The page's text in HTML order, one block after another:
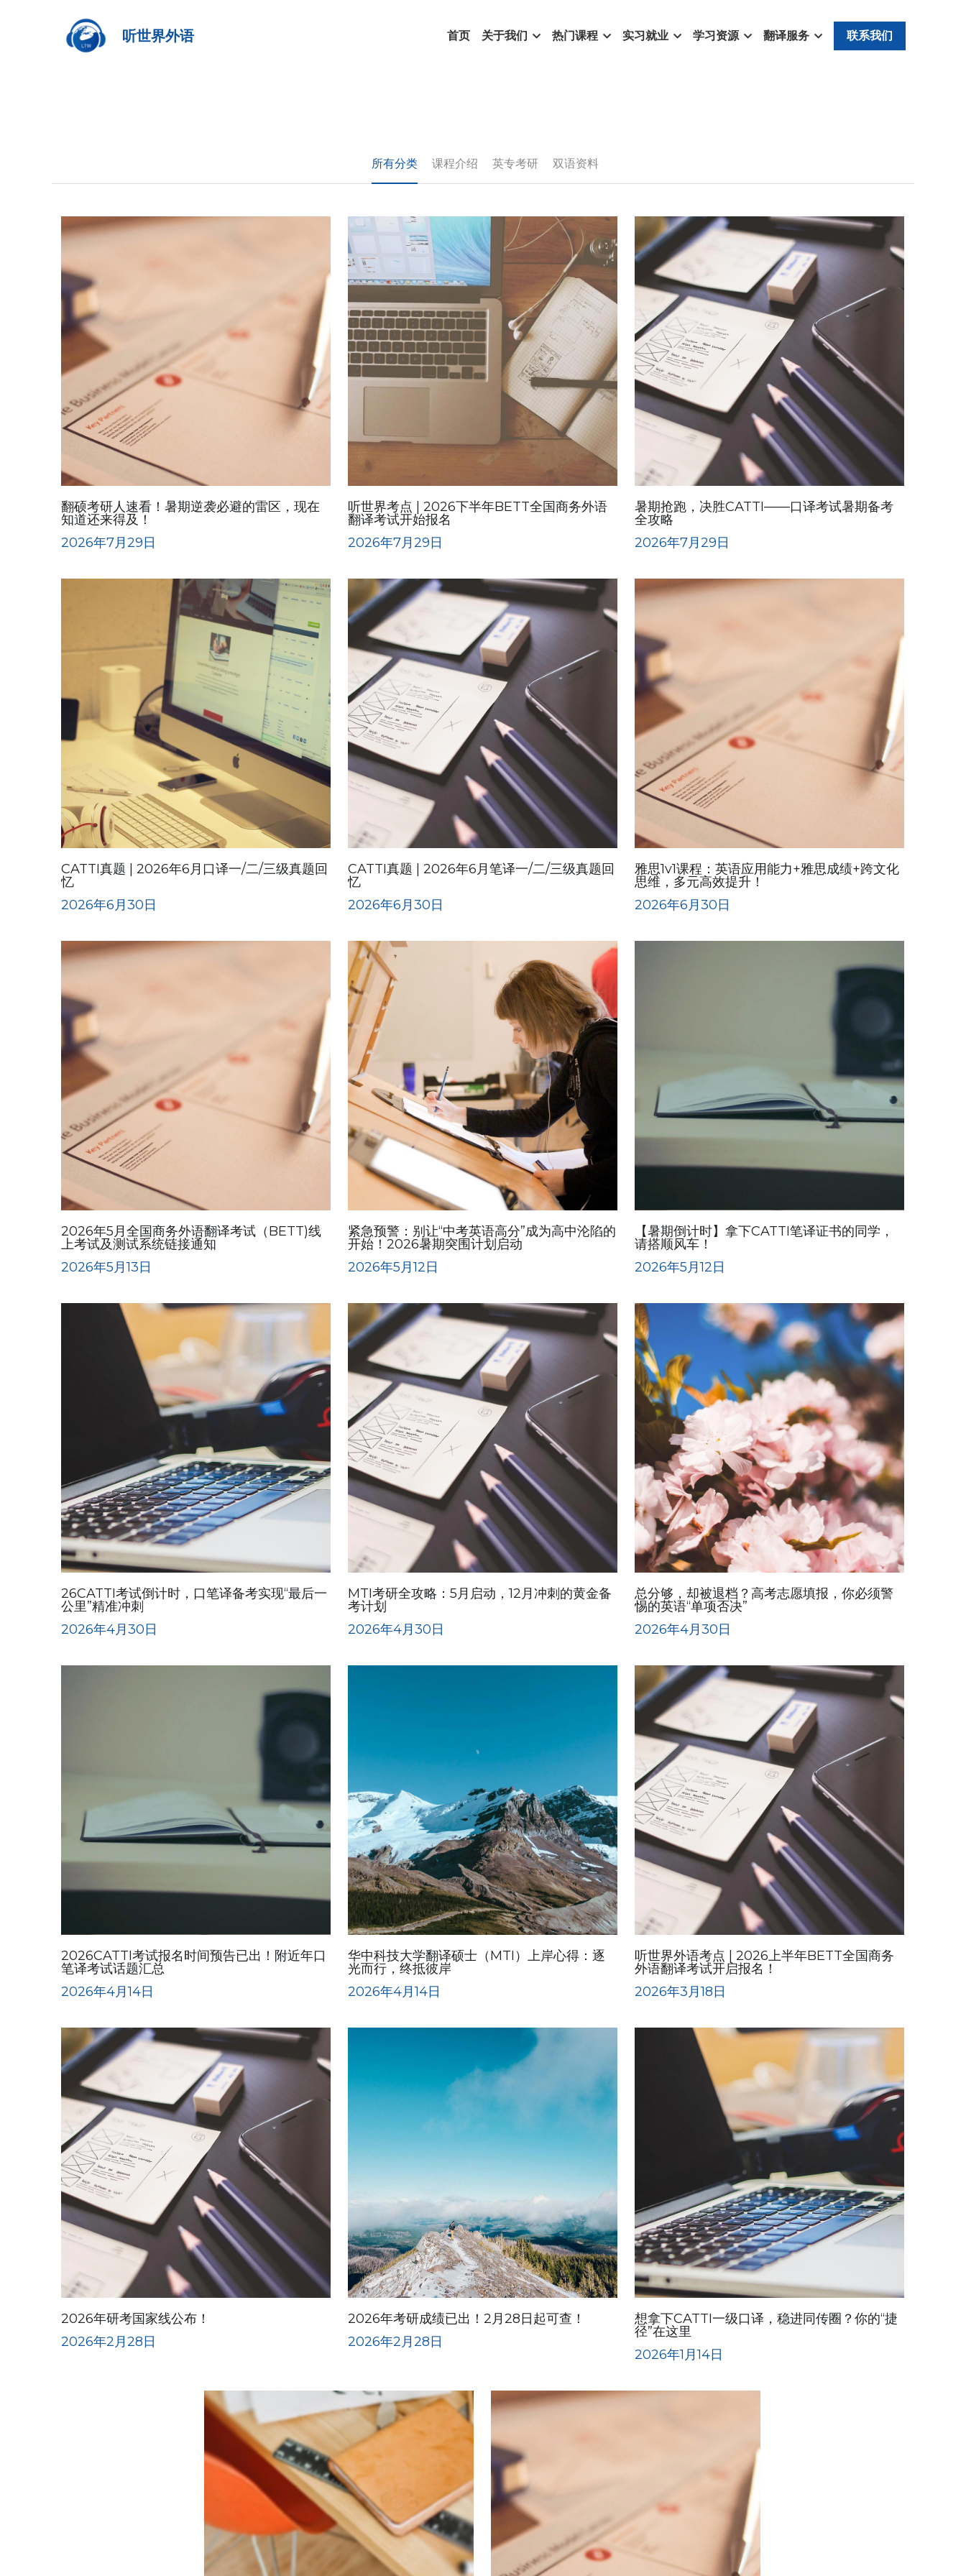
听世界外语 首页 关于我们 热门课程 实习就业 学习资源 翻译服务 联系我们
所有分类 课程介绍 英专考研 双语资料
翻硕考研人速看！暑期逆袭必避的雷区，现在
知道还来得及！
2026年7月29日
听世界考点 | 2026下半年BETT全国商务外语
翻译考试开始报名
2026年7月29日
暑期抢跑，决胜CATTI——口译考试暑期备考
全攻略
2026年7月29日
CATTI真题 | 2026年6月口译一/二/三级真题回
忆
2026年6月30日
CATTI真题 | 2026年6月笔译一/二/三级真题回
忆
2026年6月30日
雅思1v1课程：英语应用能力+雅思成绩+跨文化
思维，多元高效提升！
2026年6月30日
2026年5月全国商务外语翻译考试（BETT)线
上考试及测试系统链接通知
2026年5月13日
紧急预警：别让“中考英语高分”成为高中沦陷的
开始！2026暑期突围计划启动
2026年5月12日
【暑期倒计时】拿下CATTI笔译证书的同学，
请搭顺风车！
2026年5月12日
26CATTI考试倒计时，口笔译备考实现“最后一
公里”精准冲刺
2026年4月30日
MTI考研全攻略：5月启动，12月冲刺的黄金备
考计划
2026年4月30日
总分够，却被退档？高考志愿填报，你必须警
惕的英语“单项否决”
2026年4月30日
2026CATTI考试报名时间预告已出！附近年口
笔译考试话题汇总
2026年4月14日
华中科技大学翻译硕士（MTI）上岸心得：逐
光而行，终抵彼岸
2026年4月14日
听世界外语考点 | 2026上半年BETT全国商务
外语翻译考试开启报名！
2026年3月18日
2026年研考国家线公布！
2026年2月28日
2026年考研成绩已出！2月28日起可查！
2026年2月28日
想拿下CATTI一级口译，稳进同传圈？你的“捷
径”在这里
2026年1月14日